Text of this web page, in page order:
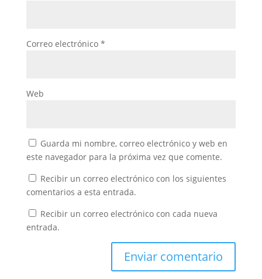
Correo electrónico *
Web
Guarda mi nombre, correo electrónico y web en
este navegador para la próxima vez que comente.
Recibir un correo electrónico con los siguientes
comentarios a esta entrada.
Recibir un correo electrónico con cada nueva
entrada.